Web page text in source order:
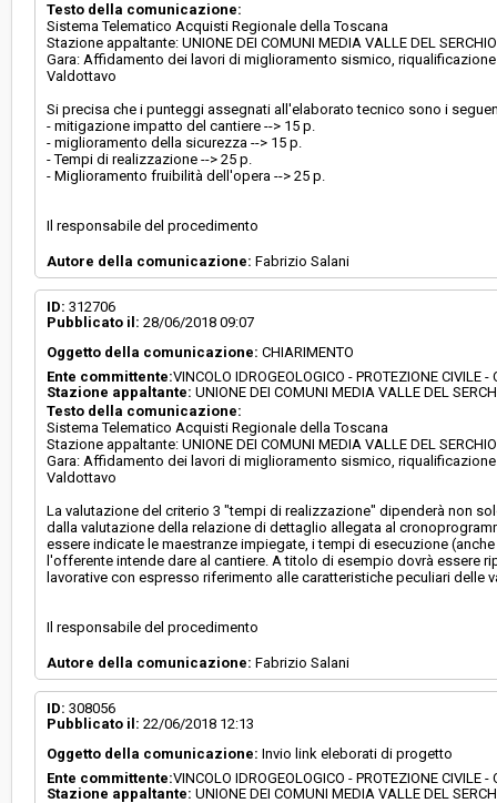
Testo della comunicazione:
Sistema Telematico Acquisti Regionale della Toscana
Stazione appaltante: UNIONE DEI COMUNI MEDIA VALLE DEL SERCHIO
Gara: Affidamento dei lavori di miglioramento sismico,
Valdottavo
Si precisa che i punteggi assegnati all'elaborato tecnico sono i
- mitigazione impatto del cantiere --> 15 p.
- miglioramento della sicurezza --> 15 p.
- Tempi di realizzazione --> 25 p.
- Miglioramento fruibilità dell'opera --> 25 p.
Il responsabile del procedimento
Autore della comunicazione: Fabrizio Salani
ID: 312706
Pubblicato il: 28/06/2018 09:07
Oggetto della comunicazione: CHIARIMENTO
Ente committente:VINCOLO IDROGEOLOGICO - PROTEZIONE CIVILE
Stazione appaltante: UNIONE DEI COMUNI MEDIA VALLE DEL
Testo della comunicazione:
Sistema Telematico Acquisti Regionale della Toscana
Stazione appaltante: UNIONE DEI COMUNI MEDIA VALLE DEL SERCHIO
Gara: Affidamento dei lavori di miglioramento sismico,
Valdottavo
La valutazione del criterio 3 "tempi di realizzazione" dipenderà non
dalla valutazione della relazione di dettaglio allegata al
essere indicate le maestranze impiegate, i tempi di esecuzione
l'offerente intende dare al cantiere. A titolo di esempio dovrà essere
lavorative con espresso riferimento alle caratteristiche peculiari delle
Il responsabile del procedimento
Autore della comunicazione: Fabrizio Salani
ID: 308056
Pubblicato il: 22/06/2018 12:13
Oggetto della comunicazione: Invio link eleborati di progetto
Ente committente:VINCOLO IDROGEOLOGICO - PROTEZIONE CIVILE
Stazione appaltante: UNIONE DEI COMUNI MEDIA VALLE DEL